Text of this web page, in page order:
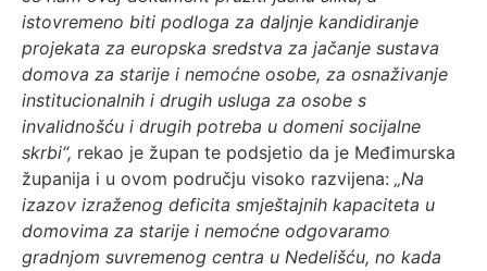
istovremeno biti podloga za daljnje kandidiranje
projekata za europska sredstva za jačanje sustava
domova za starije i nemoćne osobe, za osnaživanje
institucionalnih i drugih usluga za osobe s
invalidnošću i drugih potreba u domeni socijalne
skrbi“, rekao je župan te podsjetio da je Međimurska
županija i u ovom području visoko razvijena: „Na
izazov izraženog deficita smještajnih kapaciteta u
domovima za starije i nemoćne odgovaramo
gradnjom suvremenog centra u Nedelišću, no kada